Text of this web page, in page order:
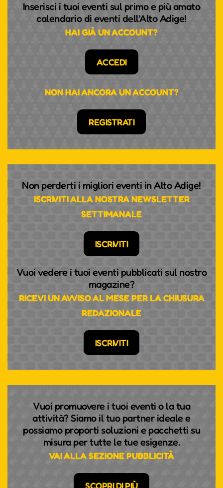
Inserisci i tuoi eventi sul primo e più amato
calendario di eventi dell'Alto Adige!
HAI GIÀ UN ACCOUNT?
ACCEDI
NON HAI ANCORA UN ACCOUNT?
REGISTRATI
Non perderti i migliori eventi in Alto Adige!
ISCRIVITI ALLA NOSTRA NEWSLETTER
SETTIMANALE
ISCRIVITI
Vuoi vedere i tuoi eventi pubblicati sul nostro
magazine?
RICEVI UN AVVISO AL MESE PER LA CHIUSURA
REDAZIONALE
ISCRIVITI
Vuoi promuovere i tuoi eventi o la tua
attività? Siamo il tuo partner ideale e
possiamo proporti soluzioni e pacchetti su
misura per tutte le tue esigenze.
VAI ALLA SEZIONE PUBBLICITÀ
SCOPRI DI PIÙ